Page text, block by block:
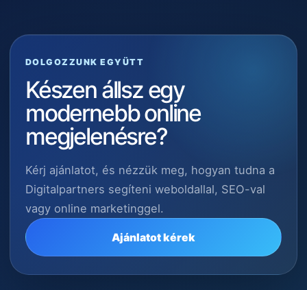
DOLGOZZUNK EGYÜTT
Készen állsz egy
modernebb online
megjelenésre?
Kérj ajánlatot, és nézzük meg, hogyan tudna a
Digitalpartners segíteni weboldallal, SEO-val
vagy online marketinggel.
Ajánlatot kérek